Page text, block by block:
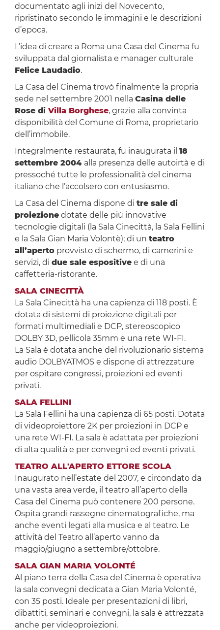
documentato agli inizi del Novecento,
ripristinato secondo le immagini e le descrizioni
d’epoca.
L’idea di creare a Roma una Casa del Cinema fu
sviluppata dal giornalista e manager culturale
Felice Laudadio.
La Casa del Cinema trovò finalmente la propria
sede nel settembre 2001 nella Casina delle
Rose di Villa Borghese, grazie alla convinta
disponibilità del Comune di Roma, proprietario
dell’immobile.
Integralmente restaurata, fu inaugurata il 18
settembre 2004 alla presenza delle autoirtà e di
pressoché tutte le professionalità del cinema
italiano che l’accolsero con entusiasmo.
La Casa del Cinema dispone di tre sale di
proiezionedotate delle più innovative
tecnologie digitali (la Sala Cinecittà, la Sala Fellini
e la Sala Gian Maria Volontè); di un teatro
all’apertoprovvisto di schermo, di camerini e
servizi, di due sale espositivee di una
caffetteria-ristorante.
SALA CINECITTÀ
La Sala Cinecittà ha una capienza di 118 posti. È
dotata di sistemi di proiezione digitali per
formati multimediali e DCP, stereoscopico
DOLBY 3D, pellicola 35mm e una rete WI-FI.
La Sala è dotata anche del rivoluzionario sistema
audio DOLBYATMOS e dispone di attrezzature
per ospitare congressi, proiezioni ed eventi
privati.
SALA FELLINI
La Sala Fellini ha una capienza di 65 posti. Dotata
di videoproiettore 2K per proiezioni in DCP e
una rete WI-FI. La sala è adattata per proiezioni
di alta qualità e per convegni ed eventi privati.
TEATRO ALL'APERTO ETTORE SCOLA
Inaugurato nell’estate del 2007, e circondato da
una vasta area verde, il teatro all’aperto della
Casa del Cinema può contenere 200 persone.
Ospita grandi rassegne cinematografiche, ma
anche eventi legati alla musica e al teatro. Le
attività del Teatro all’aperto vanno da
maggio/giugno a settembre/ottobre.
SALA GIAN MARIA VOLONTÉ
Al piano terra della Casa del Cinema è operativa
la sala convegni dedicata a Gian Maria Volonté,
con 35 posti. Ideale per presentazioni di libri,
dibattiti, seminari e convegni, la sala è attrezzata
anche per videoproiezioni.